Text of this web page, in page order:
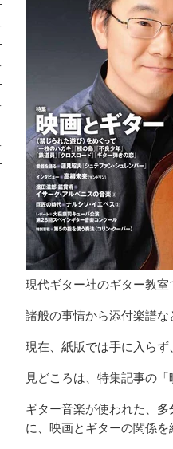
現代ギター社のギター教室
諸般の事情から添付楽譜な
現在、紙版では手に入らず
見どころは、特集記事の「
ギター音楽が使われた、
に、映画とギターの関係を